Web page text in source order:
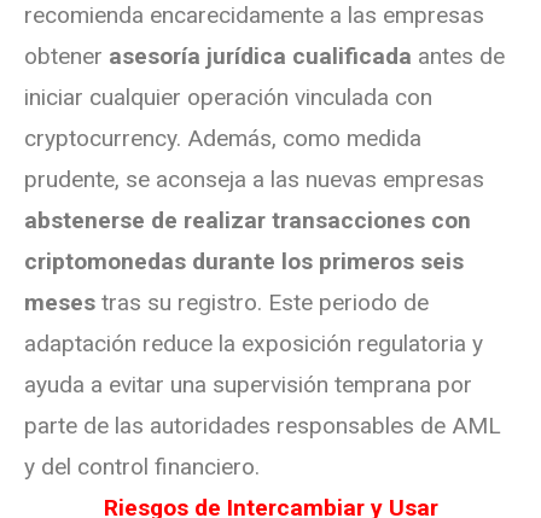
recomienda encarecidamente a las empresas
obtener asesoría jurídica cualificada antes de
iniciar cualquier operación vinculada con
cryptocurrency. Además, como medida
prudente, se aconseja a las nuevas empresas
abstenerse de realizar transacciones con
criptomonedas durante los primeros seis
meses tras su registro. Este periodo de
adaptación reduce la exposición regulatoria y
ayuda a evitar una supervisión temprana por
parte de las autoridades responsables de AML
y del control financiero.
Riesgos de Intercambiar y Usar